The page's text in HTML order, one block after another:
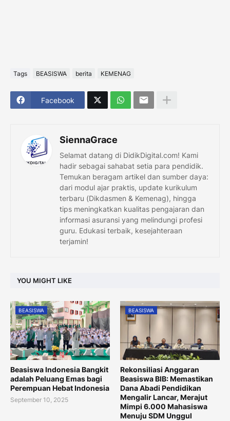
Tags BEASISWA berita KEMENAG
Facebook
SiennaGrace
Selamat datang di DidikDigital.com! Kami
hadir sebagai sahabat setia para pendidik.
Temukan beragam artikel dan sumber daya:
dari modul ajar praktis, update kurikulum
terbaru (Dikdasmen & Kemenag), hingga
tips meningkatkan kualitas pengajaran dan
informasi asuransi yang melindungi profesi
guru. Edukasi terbaik, kesejahteraan
terjamin!
YOU MIGHT LIKE
BEASISWA
Beasiswa Indonesia Bangkit
adalah Peluang Emas bagi
Perempuan Hebat Indonesia
September 10, 2025
BEASISWA
Rekonsiliasi Anggaran
Beasiswa BIB: Memastikan
Dana Abadi Pendidikan
Mengalir Lancar, Merajut
Mimpi 6.000 Mahasiswa
Menuju SDM Unggul